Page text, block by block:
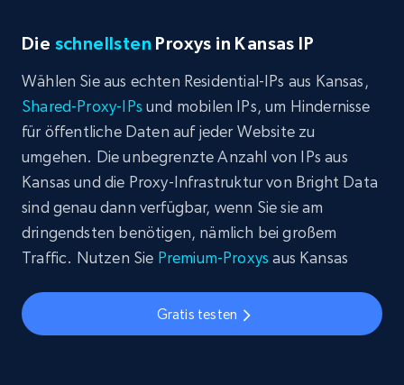
Die schnellsten Proxys in Kansas IP
Wählen Sie aus echten Residential-IPs aus Kansas,
Shared-Proxy-IPs und mobilen IPs, um Hindernisse
für öffentliche Daten auf jeder Website zu
umgehen. Die unbegrenzte Anzahl von IPs aus
Kansas und die Proxy-Infrastruktur von Bright Data
sind genau dann verfügbar, wenn Sie sie am
dringendsten benötigen, nämlich bei großem
Traffic. Nutzen Sie Premium-Proxys aus Kansas
Gratis testen